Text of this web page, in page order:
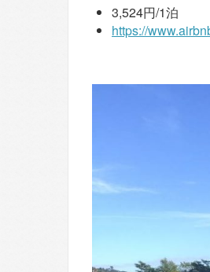
3,524円/1泊
https://